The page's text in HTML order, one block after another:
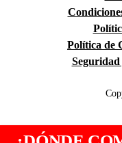
Política de